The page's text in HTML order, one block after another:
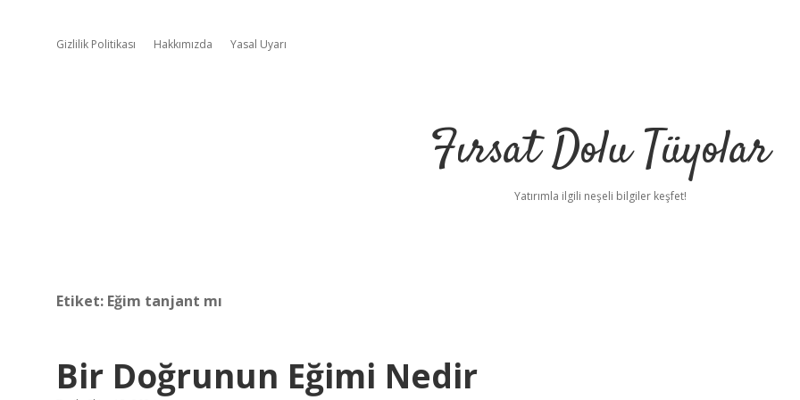
Gizlilik Politikası Hakkımızda Yasal Uyarı
Fırsat Dolu Tüyolar
Yatırımla ilgili neşeli bilgiler keşfet!
Etiket: Eğim tanjant mı
Bir Doğrunun Eğimi Nedir